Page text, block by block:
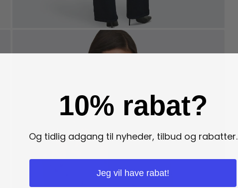
10% rabat?
Og tidlig adgang til nyheder, tilbud og rabatter.
Jeg vil have rabat!